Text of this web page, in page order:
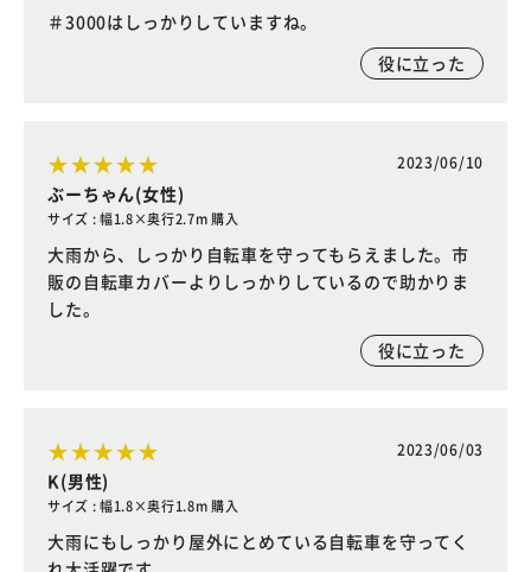
＃3000はしっかりしていますね。
役に立った
2023/06/10
ぶーちゃん(女性)
サイズ : 幅1.8×奥行2.7m 購入
大雨から、しっかり自転車を守ってもらえました。市
販の自転車カバーよりしっかりしているので助かりま
した。
役に立った
2023/06/03
K(男性)
サイズ : 幅1.8×奥行1.8m 購入
大雨にもしっかり屋外にとめている自転車を守ってく